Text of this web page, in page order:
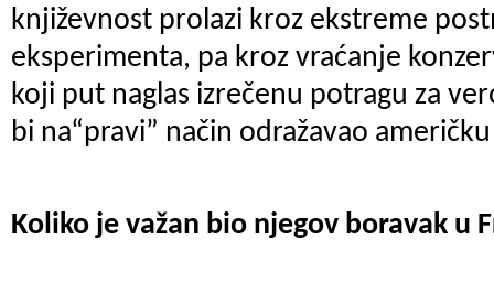
književnost prolazi kroz ekstreme
eksperimenta, pa kroz vraćanje
koji put naglas izrečenu potragu za
bi na“pravi” način odražavao
Koliko je važan bio njegov boravak u